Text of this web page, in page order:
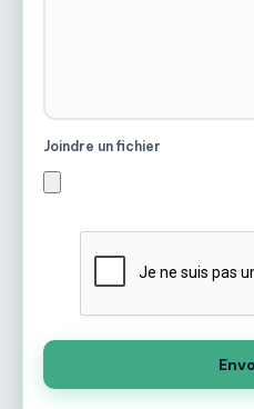
Joindre un fichier